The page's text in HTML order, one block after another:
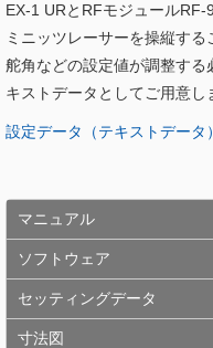
EX-1 URとRFモジュール
ミニッツレーサーを操縦す
舵角などの設定値が調整す
キストデータとしてご用意し
設定データ（テキストデータ）
マニュアル
ソフトウェア
セッティングデータ
寸法図